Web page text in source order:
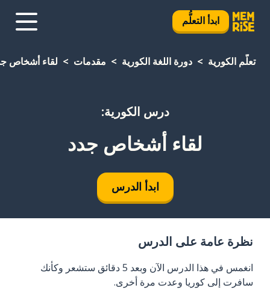
ابدأ التعلُّم
تعلَّم الكورية دورة اللغة الكورية مقدمات لقاء أشخاص
درس الكورية:
لقاء أشخاص جدد
ابدأ الدرس
نظرة عامة على الدرس
انغمس في هذا الدرس الآن وبعد 5 دقائق ستشعر وكأنك
سافرت إلى كوريا وعدت مرة أخرى.